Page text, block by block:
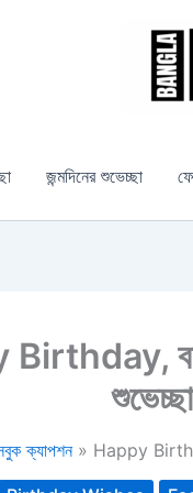
জন্মদিনের শুভেচ্ছা
ক্যাপশন Happy